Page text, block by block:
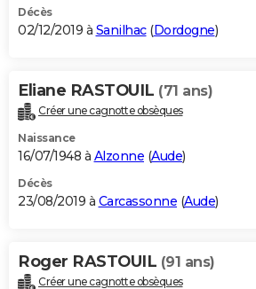
Décès
02/12/2019 à Sanilhac(Dordogne)
Eliane RASTOUIL (71 ans)
Créer une cagnotte obsèques
Naissance
16/07/1948 à Alzonne (Aude)
Décès
23/08/2019 à Carcassonne (Aude)
Roger RASTOUIL (91 ans)
Créer une cagnotte obsèques